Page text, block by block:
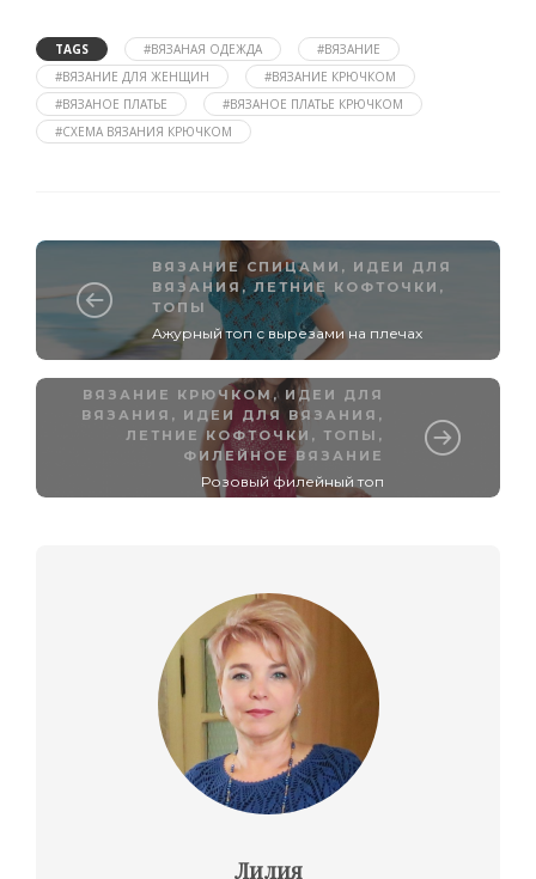
TAGS #ВЯЗАНАЯ ОДЕЖДА
#ВЯЗАНИЕ
#ВЯЗАНИЕ ДЛЯ ЖЕНЩИН
#ВЯЗАНИЕ КРЮЧКОМ
#ВЯЗАНОЕ ПЛАТЬЕ
#ВЯЗАНОЕ ПЛАТЬЕ КРЮЧКОМ
#СХЕМА ВЯЗАНИЯ КРЮЧКОМ
ВЯЗАНИЕ СПИЦАМИ , ИДЕИ ДЛЯ
ВЯЗАНИЯ,ЛЕТНИЕ КОФТОЧКИ,
ТОПЫ
Ажурный топ с вырезами на плечах
ВЯЗАНИЕ КРЮЧКОМ , ИДЕИ ДЛЯ
ВЯЗАНИЯ , ИДЕИ ДЛЯ ВЯЗАНИЯ ,
ЛЕТНИЕ КОФТОЧКИ, ТОПЫ ,
ФИЛЕЙНОЕ ВЯЗАНИЕ
Розовый филейный топ
Лилия